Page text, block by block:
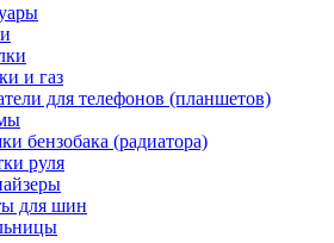
и газ
для телефонов (планшетов)
бензобака (радиатора)
руля
для шин